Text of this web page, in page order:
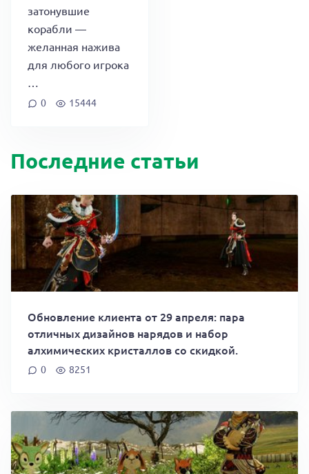
затонувшие
корабли —
желанная нажива
для любого игрока
…
0 15444
Последние статьи
Обновление клиента от 29 апреля: пара
отличных дизайнов нарядов и набор
алхимических кристаллов со скидкой.
0 8251